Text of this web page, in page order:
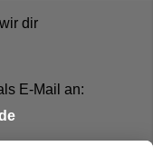
dir
E-Mail an: